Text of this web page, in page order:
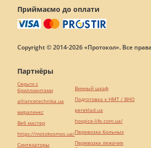
Приймаємо до оплати
Copyright © 2014-2026 «Протокол». Все
Партнёры
Серьги с
бриллиантами
alliancetechnika.ua
миралинкс
Веб мастер
https://motokosmos.ua/
Синтезаторы
Винный шкаф
Подготовка к НМТ / ВНО
pereklad.ua
hospice-life.com.ua/
Перевозка больных
Перевозка лежачих